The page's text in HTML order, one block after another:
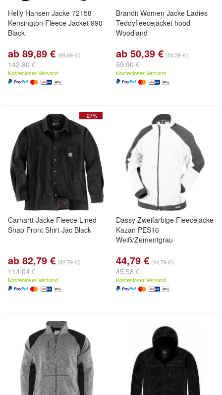
Helly Hansen Jacke 72158
Kensington Fleece Jacket 990
Black
ab 89,89 € (89,89 €/)
142,80 €
Kostenloser Versand
Brandit Women Jacke Ladies
Teddyfleecejacket hood
Woodland
ab 50,39 € (50,39 €/)
59,90 €
Kostenloser Versand
- 27%
Carhartt Jacke Fleece Lined
Snap Front Shirt Jac Black
ab 82,79 € (82,79 €/)
114,04 €
Kostenloser Versand
Dassy Zweifarbige Fleecejacke
Kazan PES16
Weiß/Zementgrau
44,79 € (44,79 €/)
45,58 €
Kostenloser Versand